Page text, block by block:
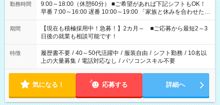
勤務時間
9:00～18:00（休憩60分） ■ご希望があれば下記シフトもOK！
早番 7:00～16:00 遅番 10:00～19:00 「家族と休みを合わせた
い」 「余裕を持って夕飯の準備がしたい」 「できれば残業はし
たくない」 など、ご希望を教えてくださいね。 ※Wワーク希望
の方へ 今ご覧のお仕事で希望する勤務時間と、もう1つのお仕事
の勤務時間。 合計で週40時間を超える場合は応募できません。
期間
【現在も積極採用中！急募！】2カ月～ ■ご応募から最短2～3
日後の就業も相談可能です！
特徴 履歴書不要 / 40～50代活躍中 / 服装自由 / シフト勤務 / 10名以
上の大量募集 / 電話対応なし / パソコンスキル不要
気になる！ 応募する 詳細へ